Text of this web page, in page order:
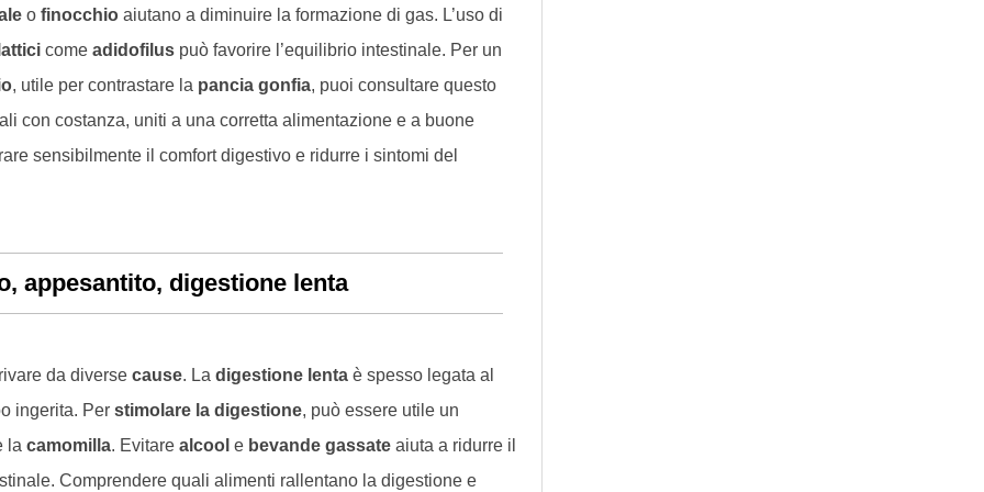
o finocchio aiutano a diminuire la formazione di gas. L’uso di
come adidofilus può favorire l’equilibrio intestinale. Per un
, utile per contrastare la pancia gonfia, puoi consultare questo
con costanza, uniti a una corretta alimentazione e a buone
sensibilmente il comfort digestivo e ridurre i sintomi del
appesantito, digestione lenta
da diverse cause. La digestione lenta è spesso legata al
ingerita. Per stimolare la digestione, può essere utile un
la camomilla. Evitare alcool e bevande gassate aiuta a ridurre il
Comprendere quali alimenti rallentano la digestione e